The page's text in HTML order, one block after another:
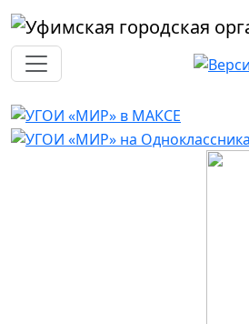
Перейти к основному содержанию